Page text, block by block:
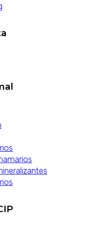
y otras
para ambientes.
v.
normales
o circulación
de
decir una
por aspersión
decir una